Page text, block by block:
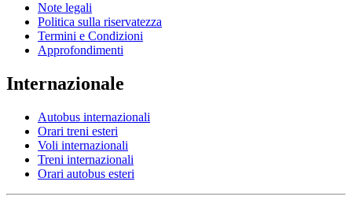
Note legali
Politica sulla riservatezza
Termini e Condizioni
Approfondimenti
Internazionale
Autobus internazionali
Orari treni esteri
Voli internazionali
Treni internazionali
Orari autobus esteri